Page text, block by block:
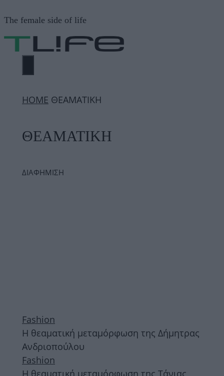
σε
περιεχόμενο
The female side of life
ΜΕΝΟΎ
ΗΟΜΕ ΘΕΑΜΑΤΙΚΗ
ΘΕΑΜΑΤΙΚΗ
ΔΙΑΦΗΜΙΣΗ
Fashion
Η θεαματική μεταμόρφωση της Δήμητρας
Ανδριοπούλου
Fashion
Η θεαματική μεταμόρφωση της Τάνιας